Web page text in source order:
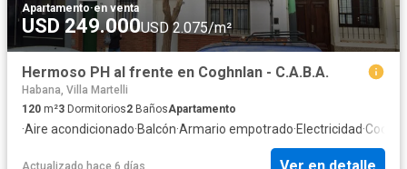
Apartamento·en venta
USD 249.000USD 2.075/m²
Hermoso PH al frente en Coghnlan - C.A.B.A.
Habana, Villa Martelli
120 m²3 Dormitorios2 BañosApartamento
·Aire acondicionado·Balcón·Armario empotrado·Electricidad·
Actualizado hace 6 días